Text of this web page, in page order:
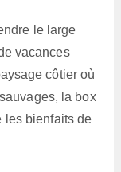
le large
vacances
côtier où
la box
les bienfaits de